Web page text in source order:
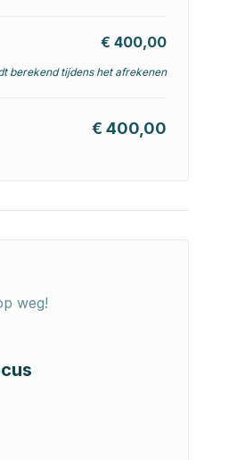
€ 400,00
berekend tijdens het afrekenen
€ 400,00
weg!